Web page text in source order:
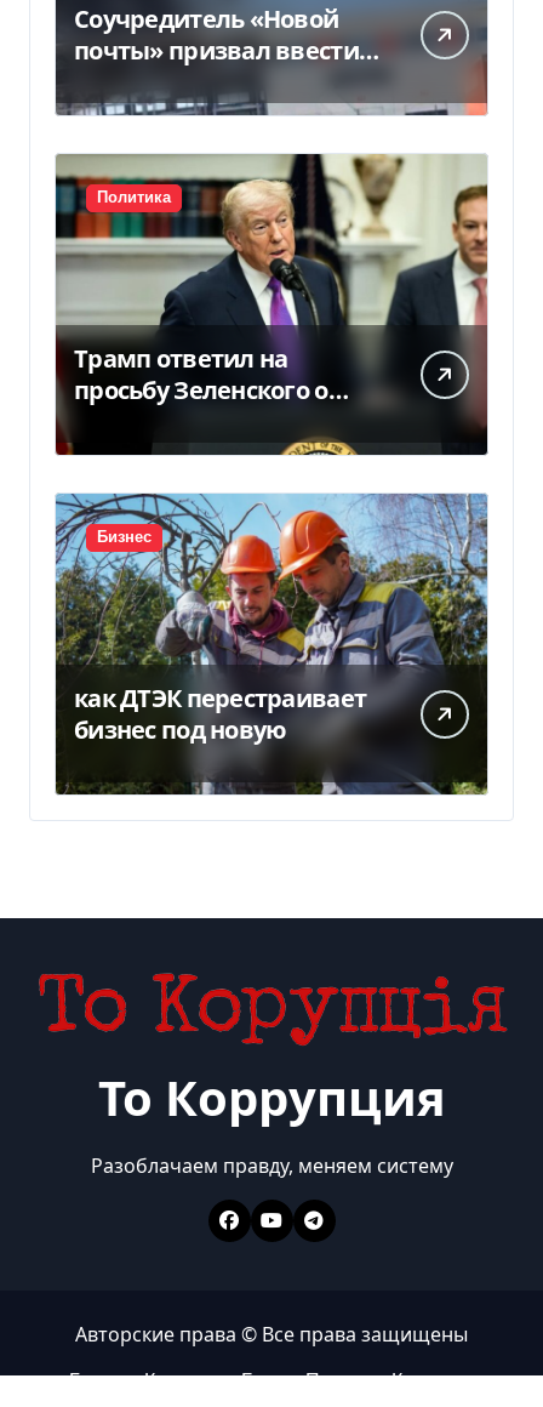
Соучредитель «Новой
почты» призвал ввести
налоговые каникулы
для…
Политика
Трамп ответил на
просьбу Зеленского о
предоставлении Украине
ракет Patriot (видео)
Бизнес
как ДТЭК перестраивает
бизнес под новую
То Коррупция
Разоблачаем правду, меняем систему
Авторские права © Все права защищены
ГлавнаяКоррупцияБизнесПолитикаКонтакты